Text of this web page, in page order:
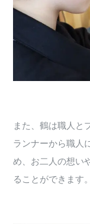
また、鶴は職人と
ランナーから職人
め、お二人の想い
ることができます。